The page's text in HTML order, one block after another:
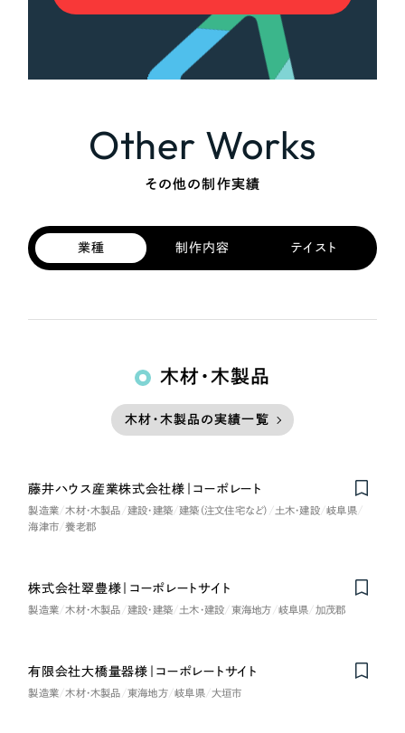
Other Works
その他の制作実績
業種 制作内容 テイスト
木材・木製品
木材・木製品の実績一覧
藤井ハウス産業株式会社様｜コーポレート
製造業 木材・木製品 建設・建築 建築（注文住宅など） 土木・建設
岐阜県
海津市
養老郡
株式会社翠豊様｜コーポレートサイト
製造業 木材・木製品 建設・建築 土木・建設 東海地方 岐阜県 加茂郡
有限会社大橋量器様｜コーポレートサイト
製造業 木材・木製品 東海地方 岐阜県 大垣市